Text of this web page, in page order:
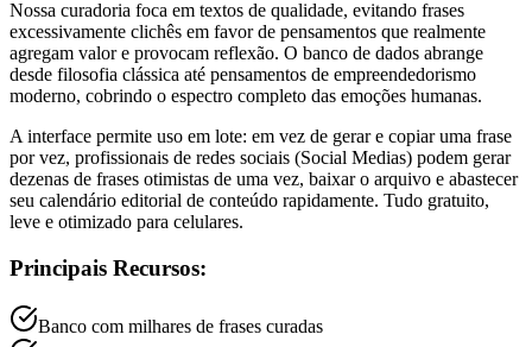
Nossa curadoria foca em textos de qualidade, evitando frases
excessivamente clichês em favor de pensamentos que realmente
agregam valor e provocam reflexão. O banco de dados abrange
desde filosofia clássica até pensamentos de empreendedorismo
moderno, cobrindo o espectro completo das emoções humanas.
A interface permite uso em lote: em vez de gerar e copiar uma frase
por vez, profissionais de redes sociais (Social Medias) podem gerar
dezenas de frases otimistas de uma vez, baixar o arquivo e abastecer
seu calendário editorial de conteúdo rapidamente. Tudo gratuito,
leve e otimizado para celulares.
Principais Recursos:
Banco com milhares de frases curadas